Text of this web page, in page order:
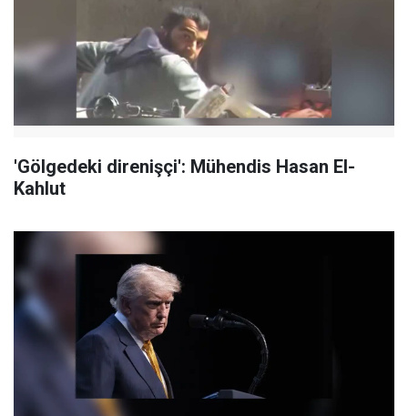
'Gölgedeki direnişçi': Mühendis Hasan El-
Kahlut